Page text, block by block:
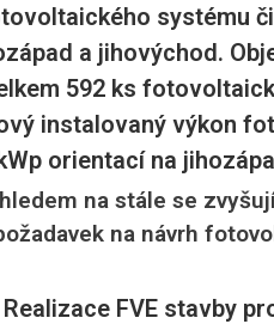
systému
a jihovýchod.
592 ks
instalovaný výkon
orientací na
na stále se
na návrh
FVE stavby